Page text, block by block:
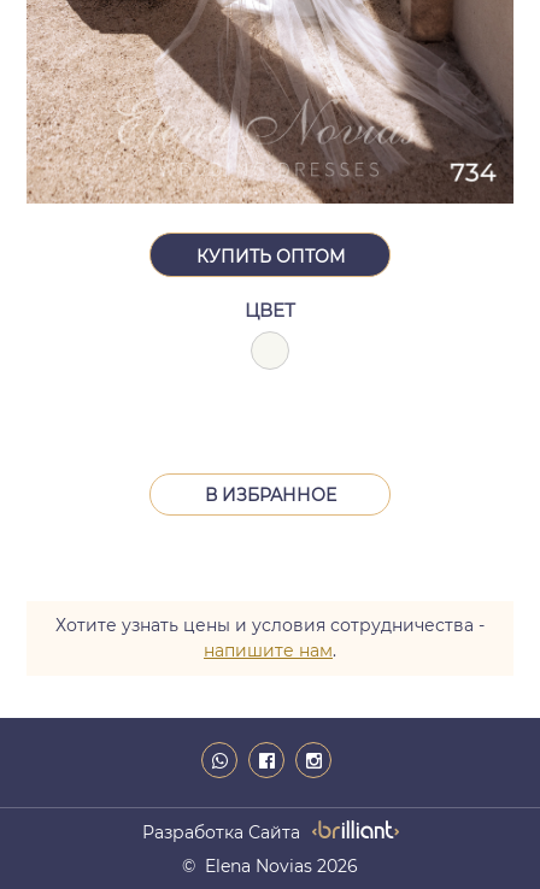
КУПИТЬ ОПТОМ
ЦВЕТ
В ИЗБРАННОЕ
Хотите узнать цены и условия сотрудничества -
напишите нам.
Разработка Сайта
© Elena Novias 2026